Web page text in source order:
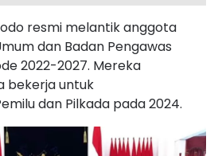
resmi melantik anggota
dan Badan Pengawas
2022-2027. Mereka
bekerja untuk
dan Pilkada pada 2024.